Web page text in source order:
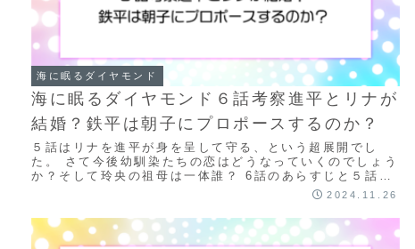
海に眠るダイヤモンド
海に眠るダイヤモンド６話考察進平とリナが
結婚？鉄平は朝子にプロポースするのか？
５話はリナを進平が身を呈して守る、という超展開でし
た。 さて今後幼馴染たちの恋はどうなっていくのでしょう
か？そして玲央の祖母は一体誰？ 6話のあらすじと５話ま
での視聴で分かったことから考察しました。 ...2024.11.26